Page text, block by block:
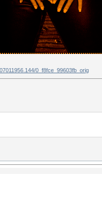
0_f8fce_99603fb_orig